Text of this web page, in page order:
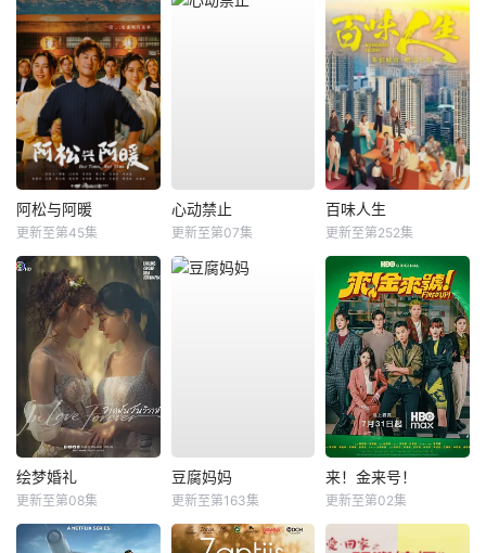
阿松与阿暖
更新至第45集
心动禁止
更新至第07集
百味人生
更新至第252集
绘梦婚礼
更新至第08集
豆腐妈妈
更新至第163集
来！金来号！
更新至第02集